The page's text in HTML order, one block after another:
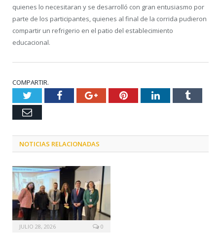
quienes lo necesitaran y se desarrolló con gran entusiasmo por
parte de los participantes, quienes al final de la corrida pudieron
compartir un refrigerio en el patio del establecimiento
educacional.
COMPARTIR.
TwitterFacebookGoogle+PinterestLinkedInTumblr
Email
NOTICIAS RELACIONADAS
JULIO 28, 2026 0